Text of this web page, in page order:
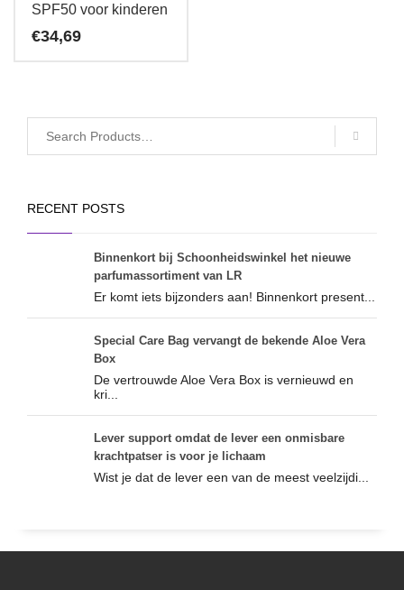
SPF50 voor kinderen
€34,69
RECENT POSTS
Binnenkort bij Schoonheidswinkel het nieuwe
parfumassortiment van LR
Er komt iets bijzonders aan! Binnenkort present...
Special Care Bag vervangt de bekende Aloe Vera
Box
De vertrouwde Aloe Vera Box is vernieuwd en
kri...
Lever support omdat de lever een onmisbare
krachtpatser is voor je lichaam
Wist je dat de lever een van de meest veelzijdi...